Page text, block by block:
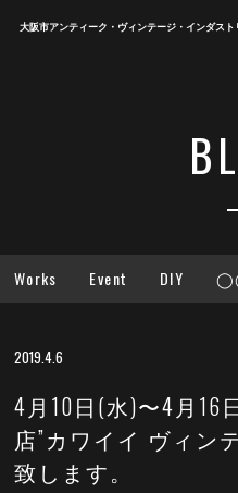
大阪市アンティーク・ヴィンテージ・インダスト
2019.4.6
4月10日(水)〜4月16
店”カワイイ ヴィン
致します。
Works Event DIY